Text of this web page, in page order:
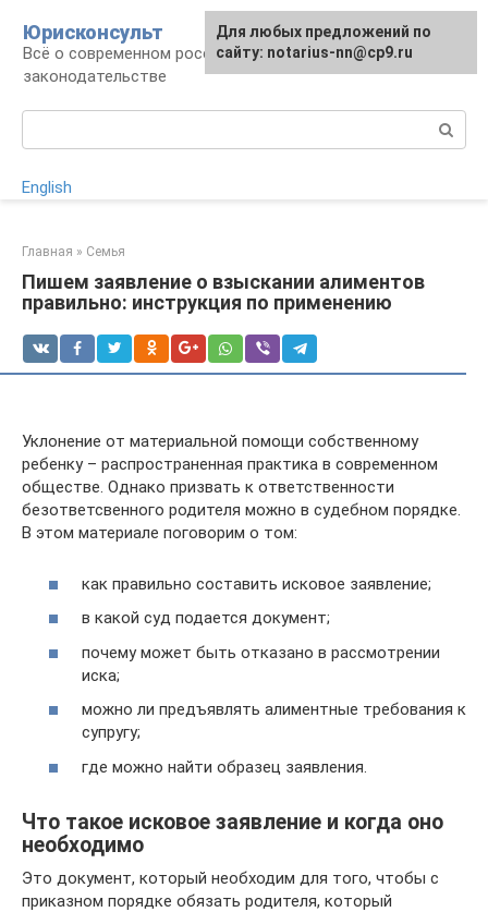
контенту
Юрисконсульт
Всё о современном российском
законодательстве
English
Главная » Семья
Пишем заявление о взыскании алиментов
правильно: инструкция по применению
Уклонение от материальной помощи собственному
ребенку – распространенная практика в современном
обществе. Однако призвать к ответственности
безответсвенного родителя можно в судебном порядке.
В этом материале поговорим о том:
как правильно составить исковое заявление;
в какой суд подается документ;
почему может быть отказано в рассмотрении
иска;
можно ли предъявлять алиментные требования к
супругу;
где можно найти образец заявления.
Что такое исковое заявление и когда оно
необходимо
Это документ, который необходим для того, чтобы с
приказном порядке обязать родителя, который
Для любых предложений по
сайту: notarius-nn@cp9.ru